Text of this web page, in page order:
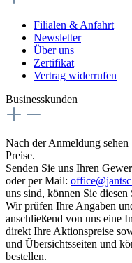
Filialen & Anfahrt
Newsletter
Über uns
Zertifikat
Vertrag widerrufen
Businesskunden
Nach der Anmeldung
Preise.
Senden Sie uns Ihren
oder per Mail:
uns sind, können Sie
Wir prüfen Ihre Angaben
anschließend von uns eine
direkt Ihre Aktionspreise
und Übersichtsseiten und
bestellen.